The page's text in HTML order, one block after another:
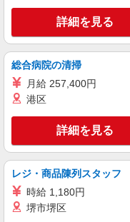
いなげや 川崎下小田中店
食品ス
時
増 ★学生以外の長期希望の方はパート対象です。
★職種
神
キープ
詳細を見る
総合病院の清掃
月給 257,400円
港区
詳細を見る
レジ・商品陳列スタッフ
時給 1,180円
堺市堺区